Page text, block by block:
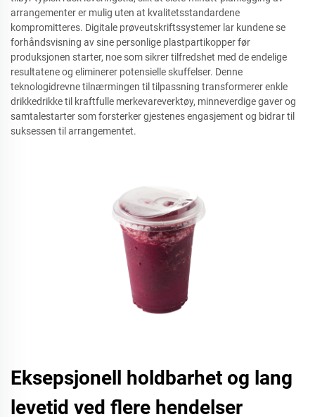
arrangementer er mulig uten at kvalitetsstandardene
kompromitteres. Digitale prøveutskriftssystemer lar kundene se
forhåndsvisning av sine personlige plastpartikopper før
produksjonen starter, noe som sikrer tilfredshet med de endelige
resultatene og eliminerer potensielle skuffelser. Denne
teknologidrevne tilnærmingen til tilpassning transformerer enkle
drikkedrikke til kraftfulle merkevareverktøy, minneverdige gaver og
samtalestarter som forsterker gjestenes engasjement og bidrar til
suksessen til arrangementet.
Eksepsjonell holdbarhet og lang
levetid ved flere hendelser